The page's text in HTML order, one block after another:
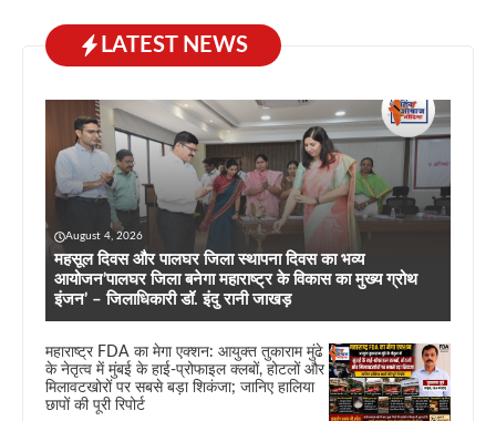
LATEST NEWS
August 4, 2026
महसूल दिवस और पालघर जिला स्थापना दिवस का भव्य
आयोजन’पालघर जिला बनेगा महाराष्ट्र के विकास का मुख्य ग्रोथ
इंजन’ – जिलाधिकारी डॉ. इंदु रानी जाखड़
महाराष्ट्र FDA का मेगा एक्शन: आयुक्त तुकाराम मुंढे
के नेतृत्व में मुंबई के हाई-प्रोफाइल क्लबों, होटलों और
मिलावटखोरों पर सबसे बड़ा शिकंजा; जानिए हालिया
छापों की पूरी रिपोर्ट